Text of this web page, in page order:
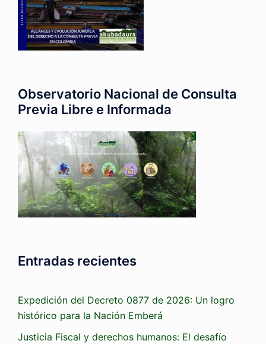
Observatorio Nacional de Consulta
Previa Libre e Informada
Entradas recientes
Expedición del Decreto 0877 de 2026: Un logro
histórico para la Nación Emberá
Justicia Fiscal y derechos humanos: El desafío